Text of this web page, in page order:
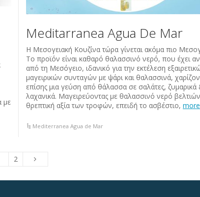
με
Meditarranea Agua De Mar
Η Μεσογειακή Κουζίνα τώρα γίνεται ακόμα πιο
Το προϊόν είναι καθαρό θαλασσινό νερό, που έχει
από τη Μεσόγειο, ιδανικό για την εκτέλεση
μαγειρικών συνταγών με ψάρι και θαλασσινά,
επίσης μια γεύση από θάλασσα σε σαλάτες, ζυμαρικά
λαχανικά. Μαγειρεύοντας με θαλασσινό νερό
θρεπτική αξία των τροφών, επειδή το ασβέστιο,
Mediterranea Agua de Mar
2